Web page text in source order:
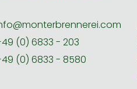
(0) 6833 - 203
(0) 6833 - 8580